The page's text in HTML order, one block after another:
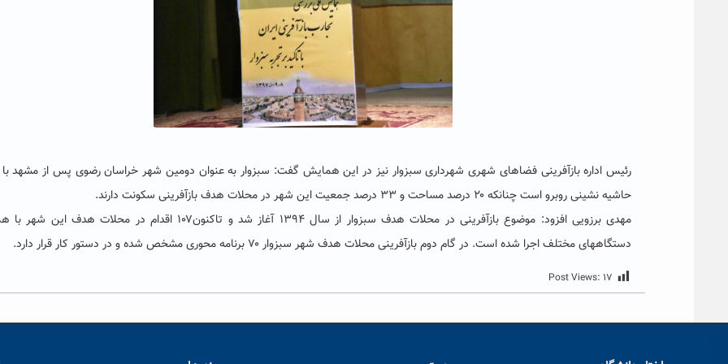
رئیس اداره بازآفرینی فضاهای شهری شهرداری سبزوار نیز در این همایش گفت: سبزوار به عنوان دومین شهر خراسان رضوی پس از مشهد با
حاشیه ‌نشینی روبرو است چنانکه ۲۰ درصد مساحت و ۳۳ درصد جمعیت این شهر در محلات هدف بازآفرینی سکونت دارند.
مهدی برزویی افزود: موضوع بازآفرینی در محلات هدف سبزوار از سال ۱۳۹۴ آغاز شد و تاکنون۱۰۷ اقدام در محلات
دستگاههای مختلف اجرا شده است. در گام دوم بازآفرینی محلات هدف شهر سبزوار ۷۰ برنامه محوری مشخص شده و در دستور کار قرار دارد.
Post Views: ۱۷